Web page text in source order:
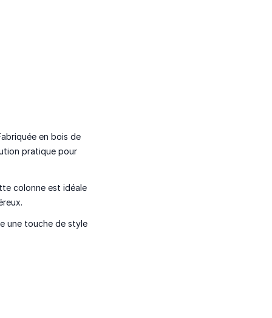
en bois de
pratique pour
colonne est idéale
une touche de style